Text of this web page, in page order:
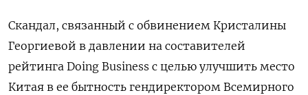
Скандал, связанный с обвинением Кристалины
Георгиевой в давлении на составителей
рейтинга Doing Business с целью улучшить место
Китая в ее бытность гендиректором Всемирного